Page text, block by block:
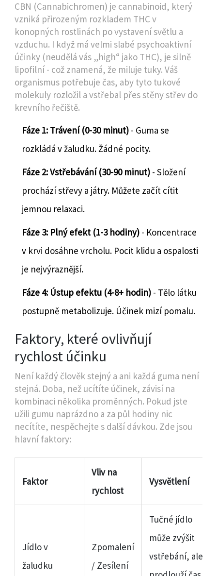
CBN (Cannabichromen) je cannabinoid, který
vzniká přirozeným rozkladem THC v
konopných rostlinách po vystavení světlu a
vzduchu. I když má velmi slabé psychoaktivní
účinky (neudělá vás „high“ jako THC), je silně
lipofilní - což znamená, že miluje tuky. Váš
organismus potřebuje čas, aby tyto tukové
molekuly rozložil a vstřebal přes stěny střev do
krevního řečiště.
Fáze 1: Trávení (0-30 minut) - Guma se
rozkládá v žaludku. Žádné pocity.
Fáze 2: Vstřebávání (30-90 minut) - Složení
prochází střevy a játry. Můžete začít cítit
jemnou relaxaci.
Fáze 3: Plný efekt (1-3 hodiny) - Koncentrace
v krvi dosáhne vrcholu. Pocit klidu a ospalosti
je nejvýraznější.
Fáze 4: Ústup efektu (4-8+ hodin) - Tělo látku
postupně metabolizuje. Účinek mizí pomalu.
Faktory, které ovlivňují
rychlost účinku
Není každý člověk stejný a ani každá guma není
stejná. Doba, než ucítíte účinek, závisí na
kombinaci několika proměnných. Pokud jste
užili gumu naprázdno a za půl hodiny nic
necítíte, nespěchejte s další dávkou. Zde jsou
hlavní faktory:
Faktor
Vliv na
rychlost
Vysvětlení
Jídlo v
žaludku
Zpomalení
/ Zesílení
Tučné jídlo
může zvýšit
vstřebání, ale